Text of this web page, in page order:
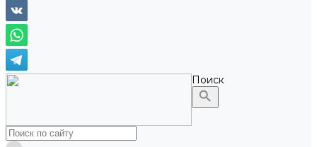
Поиск